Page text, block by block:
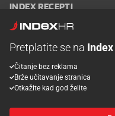
INDEX RECEPTI
Oglašavanje Zaposli se na
korištenja
Postavke kolačića
Pretplatite se na
Čitanje bez reklama
Brže učitavanje stranica
Otkažite kad god želite